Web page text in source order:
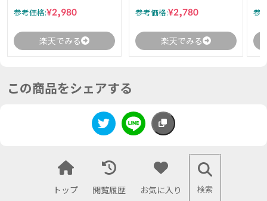
参考価格:¥2,980
楽天でみる
参考価格:¥2,780
楽天でみる
参
この商品をシェアする
トップ 閲覧履歴 お気に入り 検索